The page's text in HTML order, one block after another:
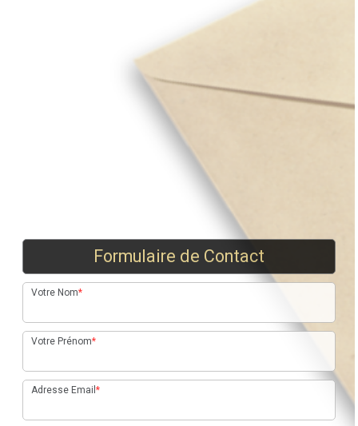
Formulaire de Contact
Votre Nom*
Votre Prénom*
Adresse Email *